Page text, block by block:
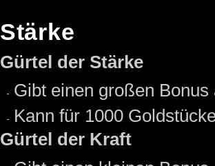
Stärke
Gürtel der Stärke
Gibt einen großen
Kann für 1000
Gürtel der Kraft